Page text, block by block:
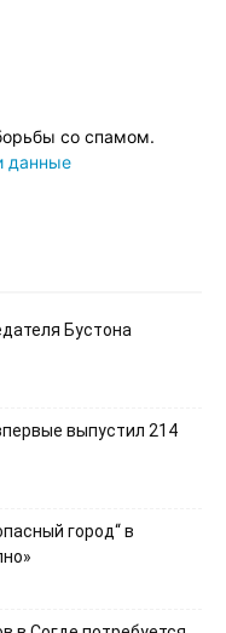
со спамом.
данные
Бустона
выпустил 214
город“ в